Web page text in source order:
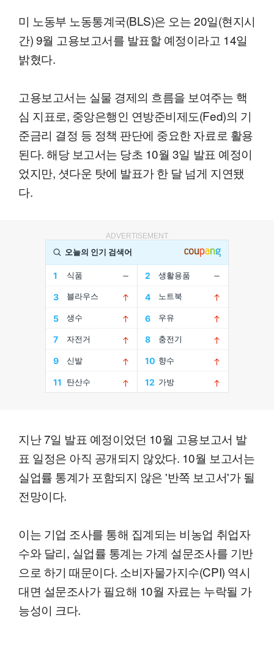
미 노동부 노동통계국(BLS)은 오는 20일(현지시
간) 9월 고용보고서를 발표할 예정이라고 14일
밝혔다.
고용보고서는 실물 경제의 흐름을 보여주는 핵
심 지표로, 중앙은행인 연방준비제도(Fed)의 기
준금리 결정 등 정책 판단에 중요한 자료로 활용
된다. 해당 보고서는 당초 10월 3일 발표 예정이
었지만, 셧다운 탓에 발표가 한 달 넘게 지연됐
다.
ADVERTISEMENT
지난 7일 발표 예정이었던 10월 고용보고서 발
표 일정은 아직 공개되지 않았다. 10월 보고서는
실업률 통계가 포함되지 않은 '반쪽 보고서'가 될
전망이다.
이는 기업 조사를 통해 집계되는 비농업 취업자
수와 달리, 실업률 통계는 가계 설문조사를 기반
으로 하기 때문이다. 소비자물가지수(CPI) 역시
대면 설문조사가 필요해 10월 자료는 누락될 가
능성이 크다.